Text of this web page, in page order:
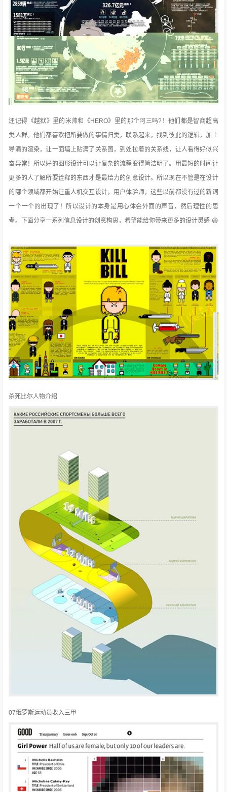
还记得《越狱》里的米帅和《HERO》里的那个阿三吗?！他们都是智商超高
类人群。他们都喜欢把所要做的事情归类，联系起来，找到彼此的逻辑，加上
导演的渲染，让一面墙上贴满了关系图，到处拉着的关系线，让人看得好似兴
奋异常！所以好的图形设计可以让复杂的流程变得简洁明了。用最短的时间让
更多的人了解所要诠释的东西才是最给力的创意设计。所以现在不管是在设计
的哪个领域都开始注重人机交互设计，用户体验师，这些以前都没有过的新词
一个一个的出现了！所以设计的本身是用心体会外面的声音，然后理性的思
考。下面分享一系列信息设计的创意构思，希望能给你带来更多的设计灵感 😀
杀死比尔人物介绍
07俄罗斯运动员收入三甲